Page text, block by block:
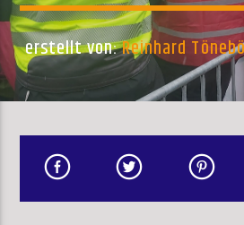
erstellt von:Reinhard